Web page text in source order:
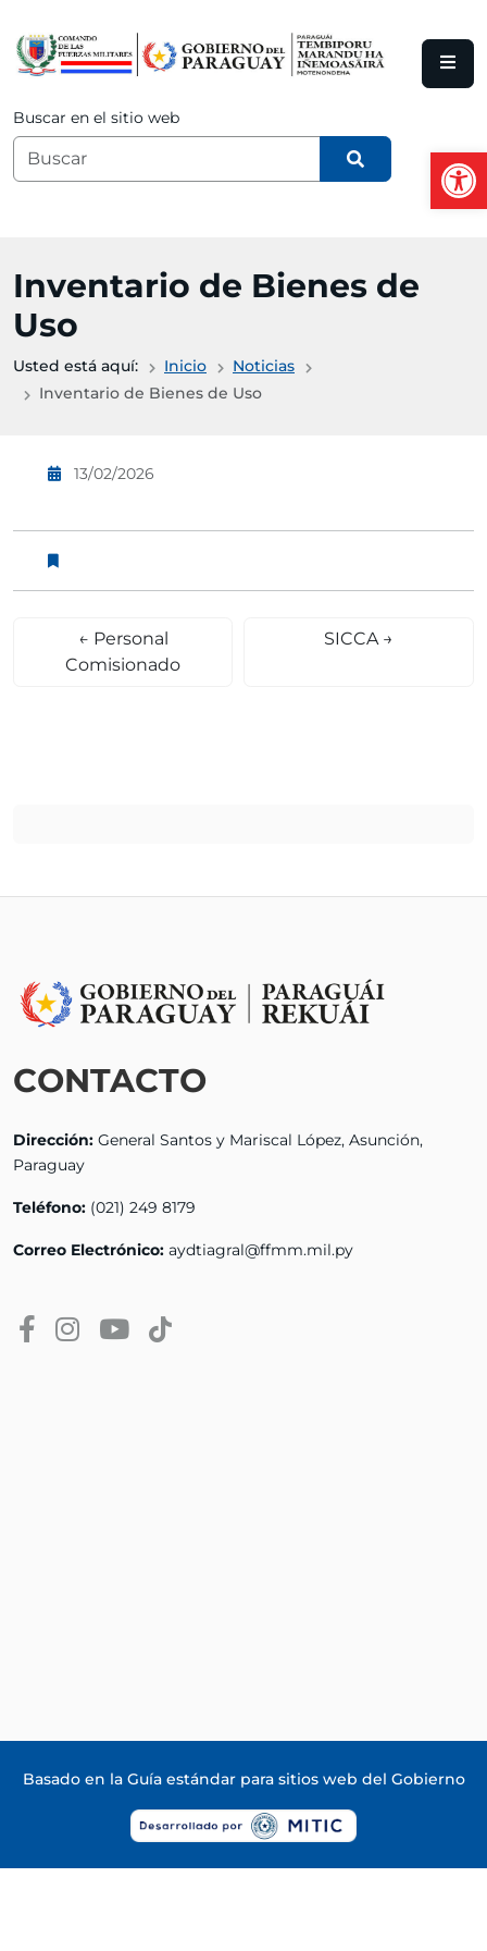
Buscar en el sitio web
Inventario de Bienes de
Uso
Usted está aquí: Inicio
Noticias
Inventario de Bienes de Uso
13/02/2026
← Personal
Comisionado
SICCA →
CONTACTO
Dirección: General Santos y Mariscal López, Asunción,
Paraguay
Teléfono: (021) 249 8179
Correo Electrónico: aydtiagral@ffmm.mil.py
Basado en la Guía estándar para sitios web del Gobierno